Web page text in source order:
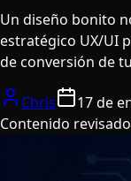
Un diseño bonito
estratégico UX/UI
de conversión de
Chris 17 de
Contenido